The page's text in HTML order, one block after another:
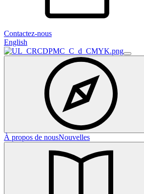
Contactez-nous
English
À propos de nousNouvelles